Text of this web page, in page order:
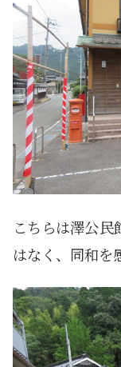
こちらは澤公
はなく、同和を